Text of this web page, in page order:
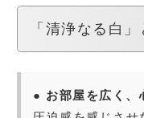
「清浄なる白
● お部屋を広く、